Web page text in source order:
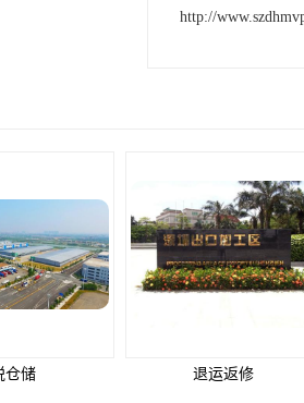
http://
返修 红酒进口流程